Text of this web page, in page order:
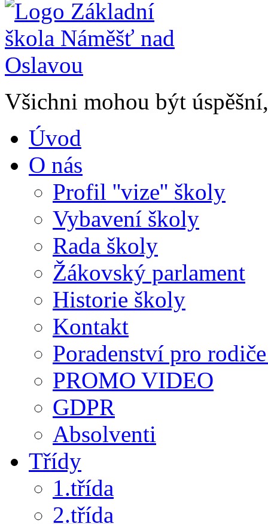
Všichni mohou být
Úvod
O nás
Profil ''vize'' školy
Vybavení školy
Rada školy
Žákovský parlament
Historie školy
Kontakt
Poradenství pro
PROMO VIDEO
GDPR
Absolventi
Třídy
1.třída
2.třída